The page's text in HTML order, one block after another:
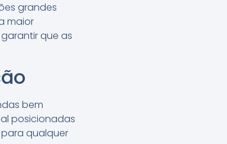
grandes
maior
que as
bem
posicionadas
qualquer